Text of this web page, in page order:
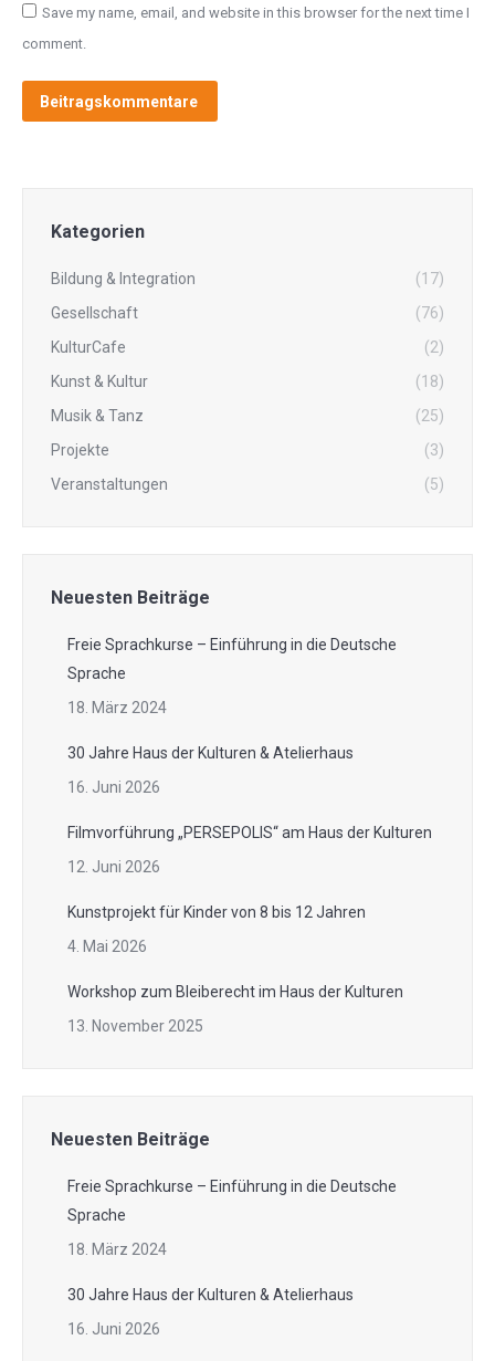
Save my name, email, and website in this browser for the next time I
comment.
Beitragskommentare
Kategorien
Bildung & Integration
(17)
Gesellschaft
(76)
KulturCafe
(2)
Kunst & Kultur
(18)
Musik & Tanz
(25)
Projekte
(3)
Veranstaltungen
(5)
Neuesten Beiträge
Freie Sprachkurse – Einführung in die Deutsche
Sprache
18. März 2024
30 Jahre Haus der Kulturen & Atelierhaus
16. Juni 2026
Filmvorführung „PERSEPOLIS“ am Haus der Kulturen
12. Juni 2026
Kunstprojekt für Kinder von 8 bis 12 Jahren
4. Mai 2026
Workshop zum Bleiberecht im Haus der Kulturen
13. November 2025
Neuesten Beiträge
Freie Sprachkurse – Einführung in die Deutsche
Sprache
18. März 2024
30 Jahre Haus der Kulturen & Atelierhaus
16. Juni 2026